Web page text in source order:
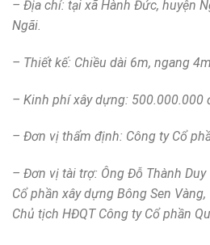
– Địa chỉ: tại xã Hành Đức, huyện
Ngãi.
– Thiết kế: Chiều dài 6m, ngang
– Kinh phí xây dựng: 500.000.000
– Đơn vị thẩm định: Công ty Cổ
– Đơn vị tài trợ: Ông Đỗ Thành
Cổ phần xây dựng Bông Sen
Chủ tịch HĐQT Công ty Cổ phần